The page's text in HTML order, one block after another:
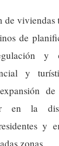
de viviendas
de
y
y
de
en la
y
zonas.